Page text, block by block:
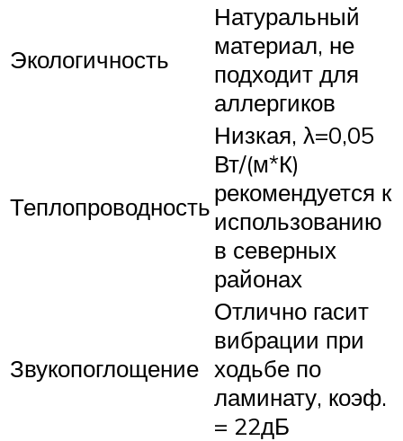
Экологичность
Натуральный
материал, не
подходит для
аллергиков
Теплопроводность
Низкая, λ=0,05
Вт/(м*К)
рекомендуется к
использованию
в северных
районах
Звукопоглощение
Отлично гасит
вибрации при
ходьбе по
ламинату, коэф.
= 22дБ